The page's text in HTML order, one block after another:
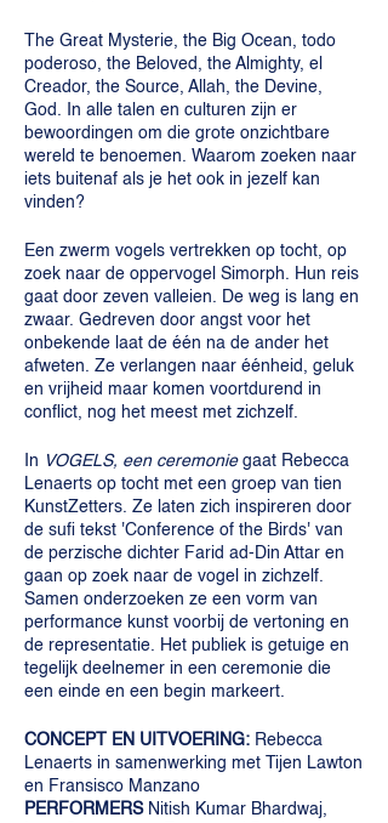
The Great Mysterie, the Big Ocean, todo
poderoso, the Beloved, the Almighty, el
Creador, the Source, Allah, the Devine,
God. In alle talen en culturen zijn er
bewoordingen om die grote onzichtbare
wereld te benoemen. Waarom zoeken naar
iets buitenaf als je het ook in jezelf kan
vinden?
Een zwerm vogels vertrekken op tocht, op
zoek naar de oppervogel Simorph. Hun reis
gaat door zeven valleien. De weg is lang en
zwaar. Gedreven door angst voor het
onbekende laat de één na de ander het
afweten. Ze verlangen naar éénheid, geluk
en vrijheid maar komen voortdurend in
conflict, nog het meest met zichzelf.
In VOGELS, een ceremonie gaat Rebecca
Lenaerts op tocht met een groep van tien
KunstZetters. Ze laten zich inspireren door
de sufi tekst 'Conference of the Birds' van
de perzische dichter Farid ad-Din Attar en
gaan op zoek naar de vogel in zichzelf.
Samen onderzoeken ze een vorm van
performance kunst voorbij de vertoning en
de representatie. Het publiek is getuige en
tegelijk deelnemer in een ceremonie die
een einde en een begin markeert.
CONCEPT EN UITVOERING: Rebecca
Lenaerts in samenwerking met Tijen Lawton
en Fransisco Manzano
PERFORMERSNitish Kumar Bhardwaj,